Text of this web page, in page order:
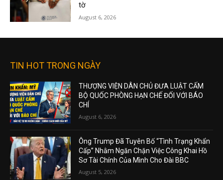
tờ
August 6, 2026
TIN HOT TRONG NGÀY
THƯỢNG VIỆN DÂN CHỦ ĐƯA LUẬT CẤM
BỘ QUỐC PHÒNG HẠN CHẾ ĐỐI VỚI BÁO
CHÍ
August 6, 2026
Ông Trump Đã Tuyên Bố “Tình Trạng Khẩn
Cấp” Nhằm Ngăn Chặn Việc Công Khai Hồ
Sơ Tài Chính Của Mình Cho Đài BBC
August 5, 2026